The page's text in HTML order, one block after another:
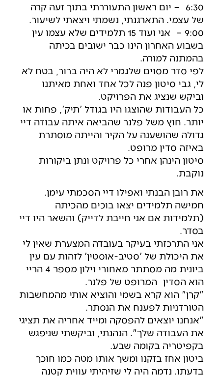
6:30 – יום ראשון התעוררתי בתוך זעה קרה
של עצמי. התארגנתי, נשמתי ויצאתי לשיעור.
9:00 – אני ועוד 15 תלמידים שלא עצמו עין
בשבוע האחרון הינו כבר ישובים בכיתה
בהמתנה למורה.
לפי סדר מסוים שלגמרי לא היה ברור, בטח לא
לי, גבי סיטון פנה לכל אחד ואחת מאיתנו
וביקש שנציג את הפרויקט.
כל העבודות שהוצגו היו בגודל 'תיק', פחות או
יותר. חוץ משל פלנר שהביאה איתה עבודה דיי
גדולה שהושענה על הקיר והייתה מוסתרת
באיזה סדין מרופט.
סיטון הינהן אחרי כל פרויקט ונתן ביקורות
נוקבת.
את רובן הבנתי ואפילו דיי הסכמתי עימן.
חמישה תלמידים יצאו בוכים מהכיתה
(תלמידות אם אני חייבת לדייק) והשאר היו דיי
בסדר.
אני התרכזתי בעיקר בעובדה המצערת שאין לי
את היכולת של 'סטיב-אוסטין' לזהות עם עין
ביונית מה מסתתר מאחורי וילון מספר 4 הריי
הוא הסדין המרופט של פלנר.
"קרן" הוא קרא בשמי והוציא אותי מהמחשבות
הטורדניות לפענח את הנסתר.
"אנחנו יוצאים להפסקה ומייד אחריה את תציגי
את העבודה שלך". הנהנתי, וביקשתי שניפגש
בקפיטריה בקומה שבע.
ביטון אחז בזקנו ומשך אותו מטה כמו חוכך
בדעתו. נדמה היה לי שזיהיתי עווית קטנה